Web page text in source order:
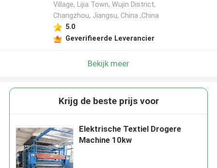
Village, Lijia Town, Wujin District,
Changzhou, Jiangsu, China ,China
5.0
Geverifieerde Leverancier
Bekijk meer
Krijg de beste prijs voor
Elektrische Textiel Drogere
Machine 10kw